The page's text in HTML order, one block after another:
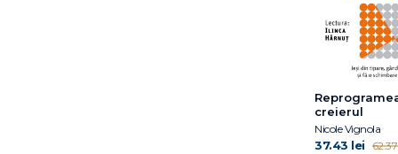
creierul
Nicole Vignola
37.43 lei